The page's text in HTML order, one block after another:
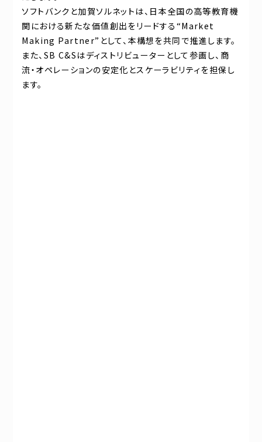
ソフトバンクと加賀ソルネットは、日本全国の高等教育機
関における新たな価値創出をリードする“Market
Making Partner”として、本構想を共同で推進します。
また、SB C&Sはディストリビューターとして参画し、商
流・オペレーションの安定化とスケーラビリティを担保し
ます。